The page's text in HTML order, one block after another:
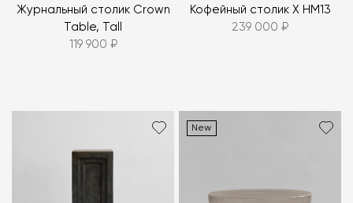
Журнальный столик Crown
Table, Tall
119 900 ₽
Кофейный столик X HM13
239 000 ₽
New